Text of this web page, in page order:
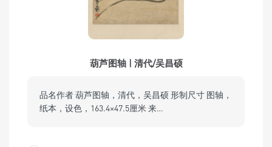
葫芦图轴 | 清代/吴昌硕
品名作者 葫芦图轴，清代，吴昌硕 形制尺寸 图轴，
纸本，设色，163.4×47.5厘米 来…